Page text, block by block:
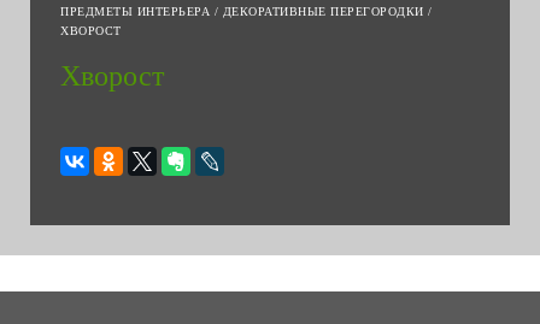
ПРЕДМЕТЫ ИНТЕРЬЕРА / ДЕКОРАТИВНЫЕ ПЕРЕГОРОДКИ /
ХВОРОСТ
Хворост